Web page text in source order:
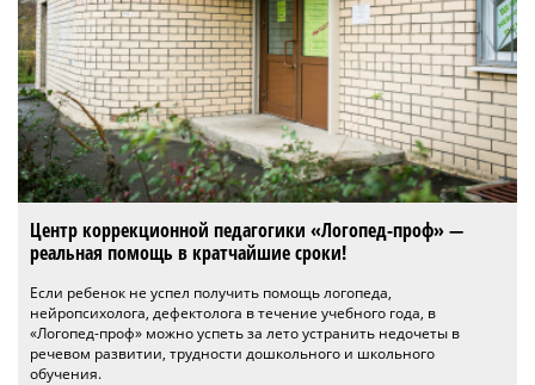
Центр коррекционной педагогики «Логопед-проф» —
реальная помощь в кратчайшие сроки!
Если ребенок не успел получить помощь логопеда,
нейропсихолога, дефектолога в течение учебного года, в
«Логопед-проф» можно успеть за лето устранить недочеты в
речевом развитии, трудности дошкольного и школьного
обучения.